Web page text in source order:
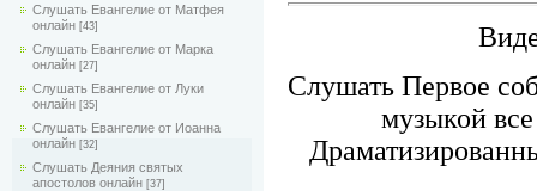
Слушать Евангелие от Матфея
онлайн [43]
Слушать Евангелие от Марка
онлайн [27]
Слушать Евангелие от Луки
онлайн [35]
Слушать Евангелие от Иоанна
онлайн [32]
Слушать Деяния святых
апостолов онлайн [37]
Слушать Первое
музыкой